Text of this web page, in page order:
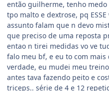
então guilherme, tenho medo
tpo malto e dextrose, pq
assunto falam que n devo
que preciso de uma reposta
entao n tirei medidas vo ve
falo meu bf, e eu to com
verdade, eu mudei meu treino
antes tava fazendo peito e
triceps.. série de 4 e 12